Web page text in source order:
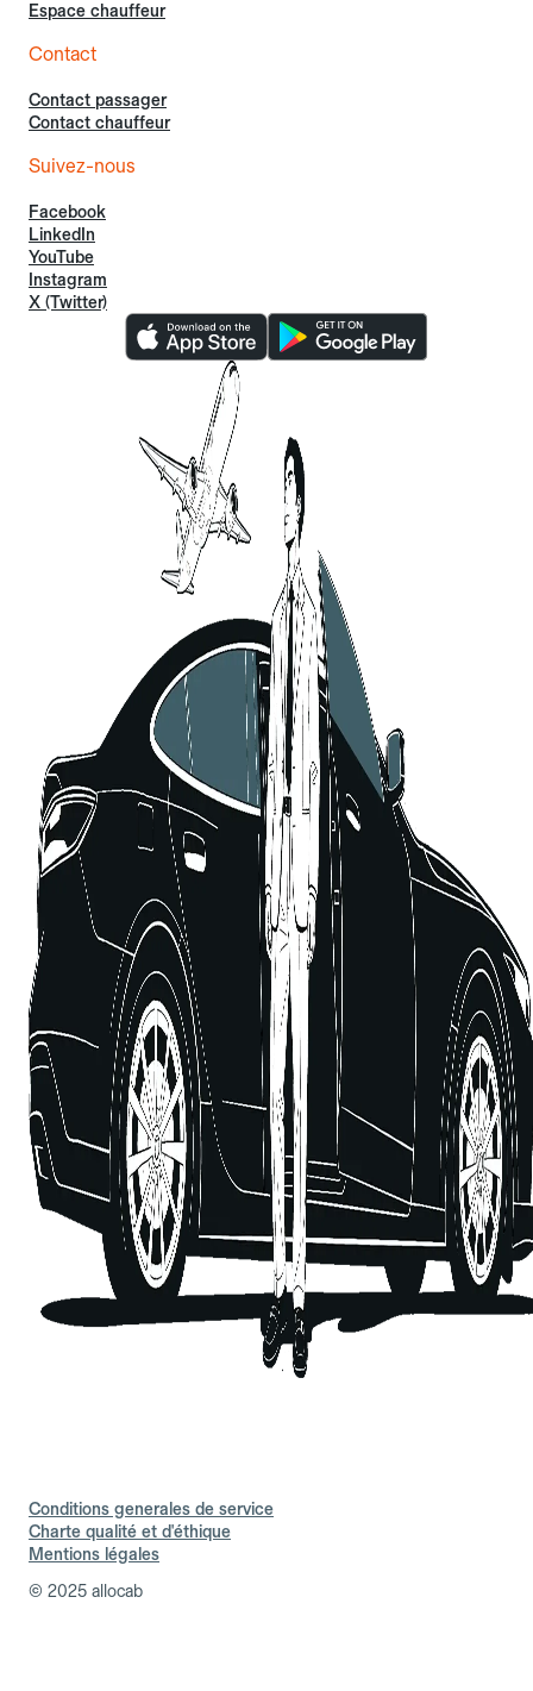
Espace chauffeur
Contact
Contact passager
Contact chauffeur
Suivez-nous
Facebook
LinkedIn
YouTube
Instagram
X (Twitter)
Conditions generales de service
Charte qualité et d'éthique
Mentions légales
© 2025 allocab